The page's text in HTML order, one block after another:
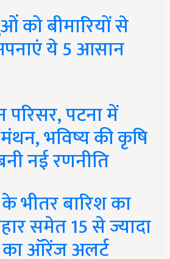
को बीमारियों से
ये 5 आसान
पटना में
भविष्य की कृषि
नई रणनीति
भीतर बारिश का
समेत 15 से ज्यादा
का ऑरेंज अलर्ट